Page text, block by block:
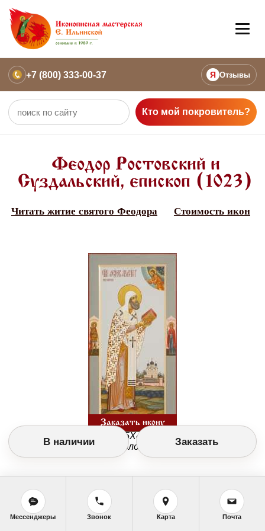
+7 (800) 333-00-37 Я Отзывы
Кто мой покровитель?
Феодор Ростовский и
Суздальский, епископ (1023)
Читать житие святого Феодора Стоимость икон
Заказать икону
Изображение №7319 (25Х49 см. Дерево, темпера,
позолота.)
В наличии Заказать
Мессенджеры Звонок Карта Почта